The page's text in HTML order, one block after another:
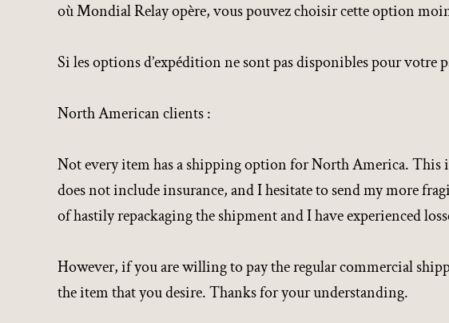
où Mondial Relay opère, vous pouvez choisir cette option
Si les options d’expédition ne sont pas disponibles pour votre
North American clients :
Not every item has a shipping option for North America. This
does not include insurance, and I hesitate to send my more
of hastily repackaging the shipment and I have experienced
However, if you are willing to pay the regular commercial
the item that you desire. Thanks for your understanding.